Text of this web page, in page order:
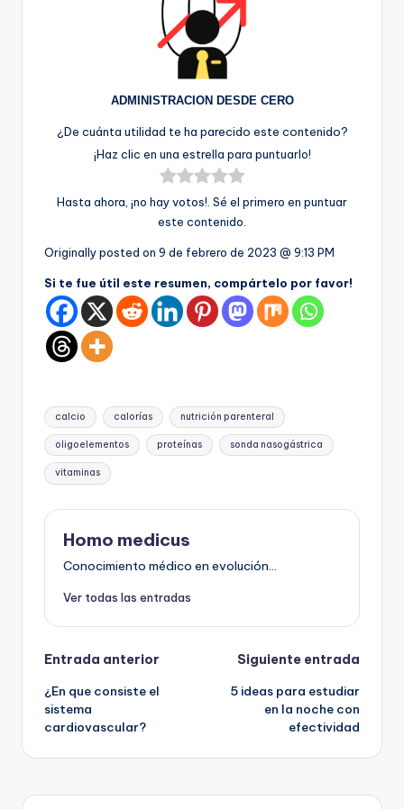
ADMINISTRACION DESDE CERO
¿De cuánta utilidad te ha parecido este contenido?
¡Haz clic en una estrella para puntuarlo!
Hasta ahora, ¡no hay votos!. Sé el primero en puntuar
este contenido.
Originally posted on 9 de febrero de 2023 @ 9:13 PM
Si te fue útil este resumen, compártelo por favor!
Etiquetas:
calcio calorías nutrición parenteral
oligoelementos proteínas sonda nasogástrica
vitaminas
Homo medicus
Conocimiento médico en evolución...
Ver todas las entradas
Navegación
de
entradas
Entrada anterior
¿En que consiste el
sistema
cardiovascular?
Siguiente entrada
5 ideas para estudiar
en la noche con
efectividad